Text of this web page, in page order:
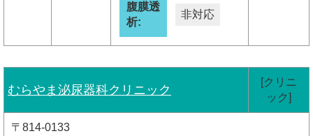
腹膜透
析:
非対応
むらやま泌尿器科クリニック
[クリニ
ック]
〒814-0133